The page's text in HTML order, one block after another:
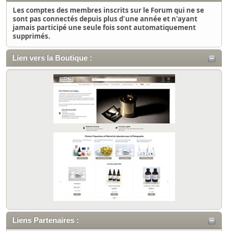
Les comptes des membres inscrits sur le Forum qui ne se
sont pas connectés depuis plus d'une année et n'ayant
jamais participé une seule fois sont automatiquement
supprimés.
Lien vers la Boutique :
Liens Partenaires :